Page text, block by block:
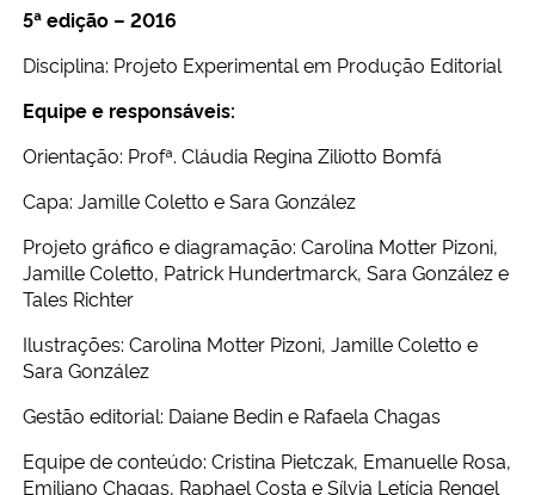
5ª edição – 2016
Disciplina: Projeto Experimental em Produção Editorial
Equipe e responsáveis:
Orientação: Profª. Cláudia Regina Ziliotto Bomfá
Capa: Jamille Coletto e Sara González
Projeto gráfico e diagramação: Carolina Motter Pizoni,
Jamille Coletto, Patrick Hundertmarck, Sara González e
Tales Richter
Ilustrações: Carolina Motter Pizoni, Jamille Coletto e
Sara González
Gestão editorial: Daiane Bedin e Rafaela Chagas
Equipe de conteúdo: Cristina Pietczak, Emanuelle Rosa,
Emiliano Chagas, Raphael Costa e Sílvia Letícia Rengel